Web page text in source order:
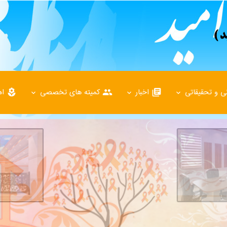
و تحقیقاتی library_books اخبار group کمیته های تخصصی local_florist